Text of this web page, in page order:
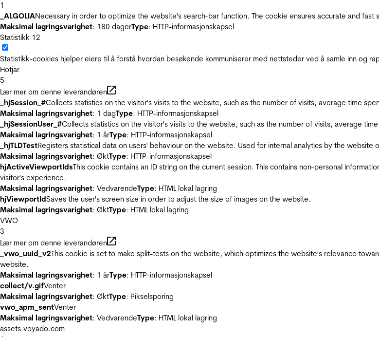
1
_ALGOLIANecessary in order to optimize the website's search-bar function. The cookie ensures accurate and fast
Maksimal lagringsvarighet: 180 dagerType: HTTP-informasjonskapsel
Statistikk 12
Statistikk-cookies hjelper eiere til å forstå hvordan besøkende kommuniserer med nettsteder ved å samle inn og
Hotjar
5
Lær mer om denne leverandøren
_hjSession_#Collects statistics on the visitor's visits to the website, such as the number of visits, average time
Maksimal lagringsvarighet: 1 dagType: HTTP-informasjonskapsel
_hjSessionUser_#Collects statistics on the visitor's visits to the website, such as the number of visits, average
Maksimal lagringsvarighet: 1 årType: HTTP-informasjonskapsel
_hjTLDTestRegisters statistical data on users' behaviour on the website. Used for internal analytics by the website
Maksimal lagringsvarighet: ØktType: HTTP-informasjonskapsel
hjActiveViewportIdsThis cookie contains an ID string on the current session. This contains non-personal
visitor's experience.
Maksimal lagringsvarighet: VedvarendeType: HTML lokal lagring
hjViewportIdSaves the user's screen size in order to adjust the size of images on the website.
Maksimal lagringsvarighet: ØktType: HTML lokal lagring
VWO
3
Lær mer om denne leverandøren
_vwo_uuid_v2This cookie is set to make split-tests on the website, which optimizes the website's relevance
website.
Maksimal lagringsvarighet: 1 årType: HTTP-informasjonskapsel
collect/v.gifVenter
Maksimal lagringsvarighet: ØktType: Pikselsporing
vwo_apm_sentVenter
Maksimal lagringsvarighet: VedvarendeType: HTML lokal lagring
assets.voyado.com